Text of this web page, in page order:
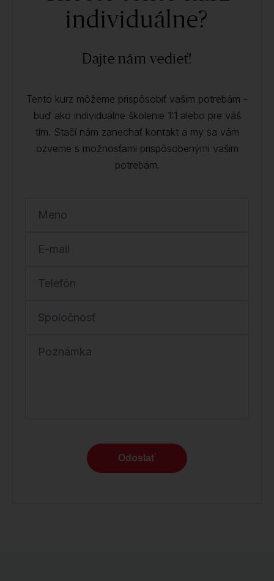
individuálne?
Dajte nám vedieť!
Tento kurz môžeme prispôsobiť vašim potrebám -
buď ako individuálne školenie 1:1 alebo pre váš
tím. Stačí nám zanechať kontakt a my sa vám
ozveme s možnosťami prispôsobenými vašim
potrebám.
Meno
E-mail
Telefón
Spoločnosť
Poznámka
Odoslať